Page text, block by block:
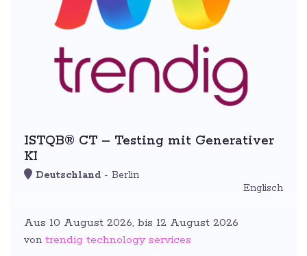
ISTQB® CT – Testing mit Generativer
KI
Deutschland - Berlin
Englisch
Aus 10 August 2026, bis 12 August 2026
von trendig technology services